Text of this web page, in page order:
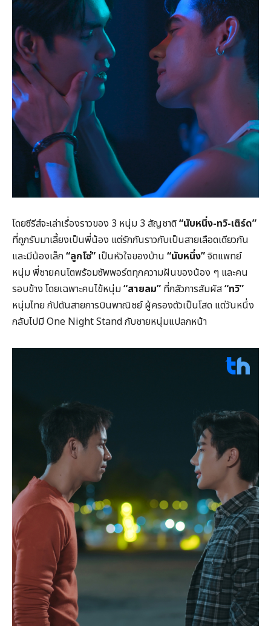
โดยซีรีส์จะเล่าเรื่องราวของ 3 หนุ่ม 3 สัญชาติ“นับหนึ่ง-ทวิ-เติร์ด”
ที่ถูกรับมาเลี้ยงเป็นพี่น้อง แต่รักกันราวกับเป็นสายเลือดเดียวกัน
และมีน้องเล็ก“ลูกโซ่” เป็นหัวใจของบ้าน “นับหนึ่ง”จิตแพทย์
หนุ่ม พี่ชายคนโตพร้อมซัพพอร์ตทุกความฝันของน้อง ๆ และคน
รอบข้าง โดยเฉพาะคนไข้หนุ่ม“สายลม” ที่กลัวการสัมผัส“ทวิ”
หนุ่มไทย กัปตันสายการบินพาณิชย์ ผู้ครองตัวเป็นโสด แต่วันหนึ่ง
กลับไปมี One Night Stand กับชายหนุ่มแปลกหน้า